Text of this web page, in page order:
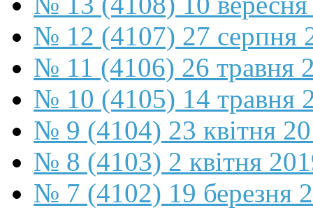
№ 12 (4107) 27 серпня
№ 11 (4106) 26 травня
№ 10 (4105) 14 травня
№ 9 (4104) 23 квітня
№ 8 (4103) 2 квітня
№ 7 (4102) 19 березня